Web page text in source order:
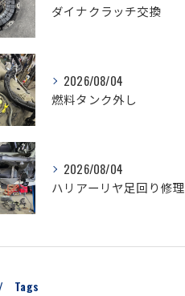
ダイナクラッチ交換
2026/08/04
燃料タンク外し
2026/08/04
ハリアーリヤ足回り修理
Tags